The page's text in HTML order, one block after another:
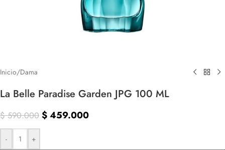
Inicio/Dama
La Belle Paradise Garden JPG 100 ML
$590.000 $459.000
- +